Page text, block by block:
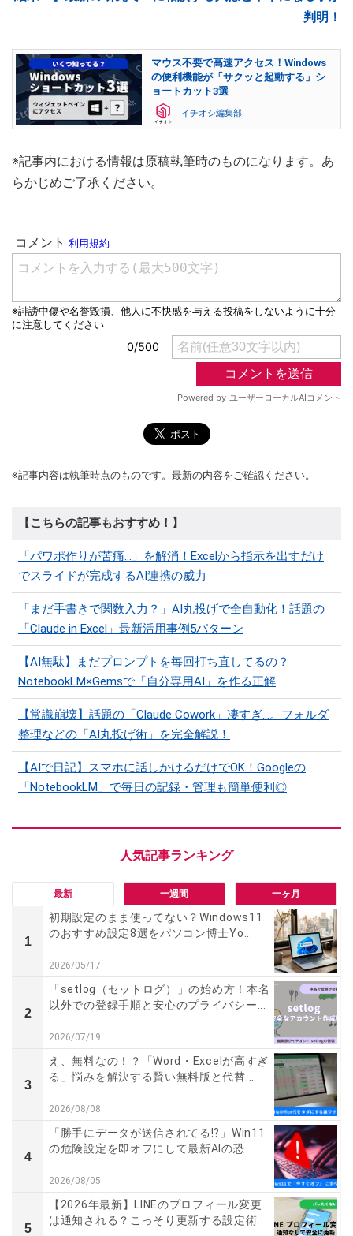
判明！
マウス不要で高速アクセス！Windows
の便利機能が「サクッと起動する」シ
ョートカット3選
イチオシ編集部
※記事内における情報は原稿執筆時のものになります。あ
らかじめご了承ください。
※記事内容は執筆時点のものです。最新の内容をご確認ください。
【こちらの記事もおすすめ！】
「パワポ作りが苦痛…」を解消！Excelから指示を出すだけ
でスライドが完成するAI連携の威力
「まだ手書きで関数入力？」AI丸投げで全自動化！話題の
「Claude in Excel」最新活用事例5パターン
【AI無駄】まだプロンプトを毎回打ち直してるの？
NotebookLM×Gemsで「自分専用AI」を作る正解
【常識崩壊】話題の「Claude Cowork」凄すぎ…。フォルダ
整理などの「AI丸投げ術」を完全解説！
【AIで日記】スマホに話しかけるだけでOK！Googleの
「NotebookLM」で毎日の記録・管理も簡単便利◎
最新 一週間 一ヶ月
1
初期設定のまま使ってない？Windows11
のおすすめ設定8選をパソコン博士Yo...
2026/05/17
2
「setlog（セットログ）」の始め方！本名
以外での登録手順と安心のプライバシー...
2026/07/19
3
え、無料なの！？「Word・Excelが高すぎ
る」悩みを解決する賢い無料版と代替...
2026/08/08
4
「勝手にデータが送信されてる!?」Win11
の危険設定を即オフにして最新AIの恐...
2026/08/05
5
【2026年最新】LINEのプロフィール変更
は通知される？こっそり更新する設定術